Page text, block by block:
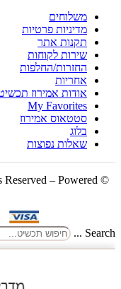
משלוחים
מדיניות פרטיות
תקנות אתר
שירות לקוחות
החזרות/החלפות
אחריות
אודות אמירוז
My Favorites
סטטאוס אמירוז
בלוג
שאלות נפוצות
© Copyright 2024
– Powered
Search ...